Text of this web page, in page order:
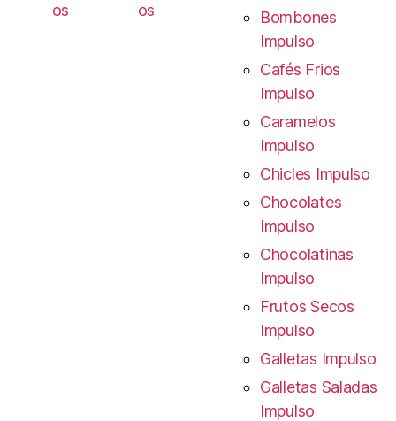
os
os
Bombones
Impulso
Cafés Frios
Impulso
Caramelos
Impulso
Chicles Impulso
Chocolates
Impulso
Chocolatinas
Impulso
Frutos Secos
Impulso
Galletas Impulso
Galletas Saladas
Impulso